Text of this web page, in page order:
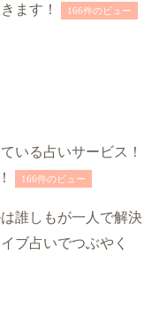
ます！
166件のビュー
いる占いサービス！
166件のビュー
誰しもが一人で解決
ブ占いでつぶやく